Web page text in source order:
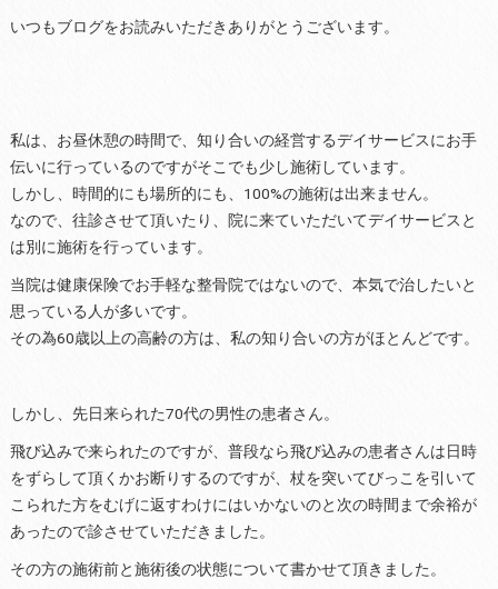
いつもブログをお読みいただきありがとうございます。
私は、お昼休憩の時間で、知り合いの経営するデイサービスにお手
伝いに行っているのですがそこでも少し施術しています。
しかし、時間的にも場所的にも、100%の施術は出来ません。
なので、往診させて頂いたり、院に来ていただいてデイサービスと
は別に施術を行っています。
当院は健康保険でお手軽な整骨院ではないので、本気で治したいと
思っている人が多いです。
その為60歳以上の高齢の方は、私の知り合いの方がほとんどです。
しかし、先日来られた70代の男性の患者さん。
飛び込みで来られたのですが、普段なら飛び込みの患者さんは日時
をずらして頂くかお断りするのですが、杖を突いてびっこを引いて
こられた方をむげに返すわけにはいかないのと次の時間まで余裕が
あったので診させていただきました。
その方の施術前と施術後の状態について書かせて頂きました。